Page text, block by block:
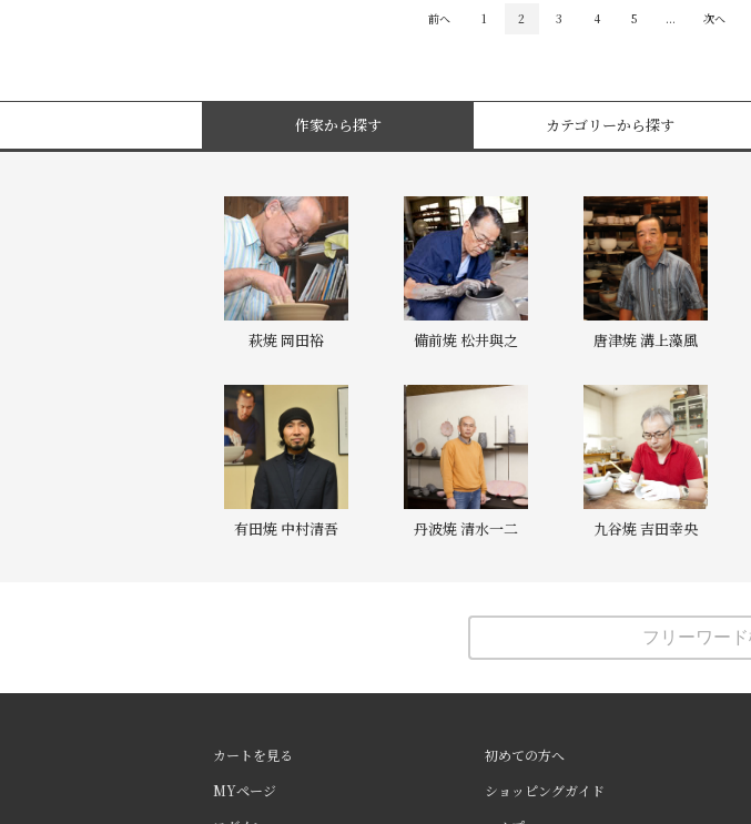
前へ 1 2 3 4 5 ... 次へ
作家から探す カテゴリーから探す
萩焼 岡田裕 備前焼 松井與之 唐津焼 溝上藻風
有田焼 中村清吾 丹波焼 清水一二 九谷焼 吉田幸央
カートを見る
MYページ
初めての方へ
ショッピングガイド